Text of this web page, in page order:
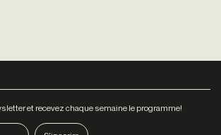
et recevez chaque semaine le programme!